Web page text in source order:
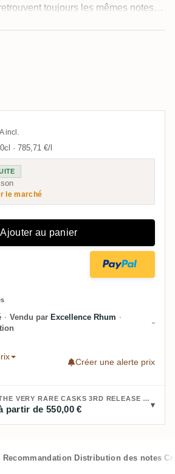
toujours les mêmes notes :
et menthe, vernis à ongles et
pour un Grand Arôme 2007, mais
ça vaut le coup.
incl.
· 785,71 €/l
le marché
Ajouter au panier
· Vendu par Excellence Rhum ·
Créer une alerte prix
ACHETER SAVANNA THE VERY RARE CASKS 3RD RELEASE TRADITIONNEL HES 2007 :
partir de 550,00 €
Recommandation Distribution des notes